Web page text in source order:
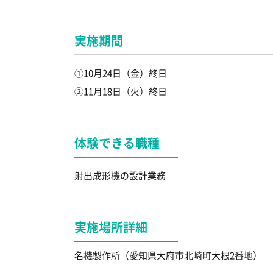
実施期間
①10月24日（金）終日
②11月18日（火）終日
体験できる職種
射出成形機の設計業務
実施場所詳細
名機製作所（愛知県大府市北崎町大根2番地）